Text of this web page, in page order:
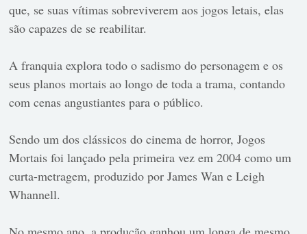
que, se suas vítimas sobreviverem aos jogos letais, elas
são capazes de se reabilitar.
A franquia explora todo o sadismo do personagem e os
seus planos mortais ao longo de toda a trama, contando
com cenas angustiantes para o público.
Sendo um dos clássicos do cinema de horror, Jogos
Mortais foi lançado pela primeira vez em 2004 como um
curta-metragem, produzido por James Wan e Leigh
Whannell.